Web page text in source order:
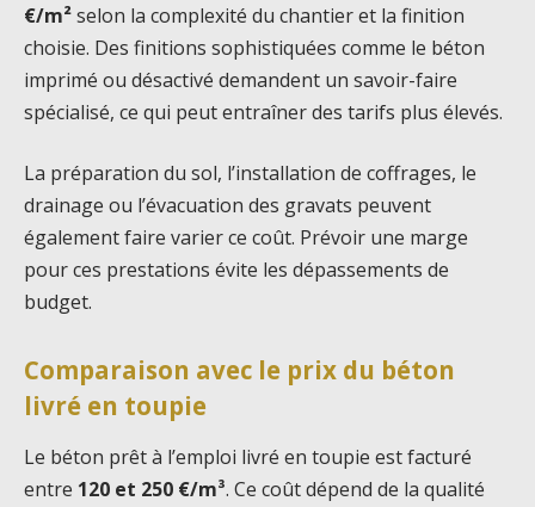
€/m²selon la complexité du chantier et la finition
choisie. Des finitions sophistiquées comme le béton
imprimé ou désactivé demandent un savoir-faire
spécialisé, ce qui peut entraîner des tarifs plus élevés.
La préparation du sol, l’installation de coffrages, le
drainage ou l’évacuation des gravats peuvent
également faire varier ce coût. Prévoir une marge
pour ces prestations évite les dépassements de
budget.
Comparaison avec le prix du béton
livré en toupie
Le béton prêt à l’emploi livré en toupie est facturé
entre 120 et 250 €/m³. Ce coût dépend de la qualité